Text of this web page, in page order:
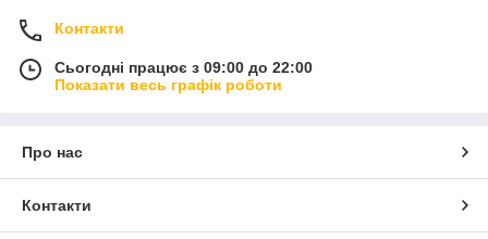
Контакти
Сьогодні працює з 09:00 до 22:00
Показати весь графік роботи
Про нас
Контакти